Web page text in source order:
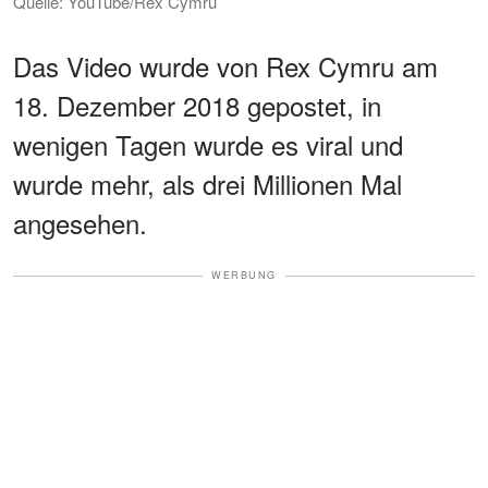
Das Video wurde von Rex Cymru am
18. Dezember 2018 gepostet, in
wenigen Tagen wurde es viral und
wurde mehr, als drei Millionen Mal
angesehen.
WERBUNG